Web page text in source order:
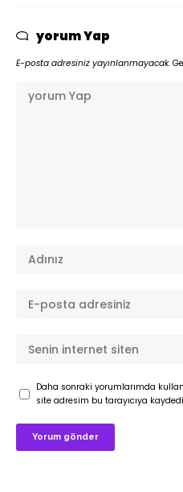
yorum Yap
E-posta adresiniz yayınlanmayacak.
Daha sonraki yorumlarımda
site adresim bu tarayıcıya